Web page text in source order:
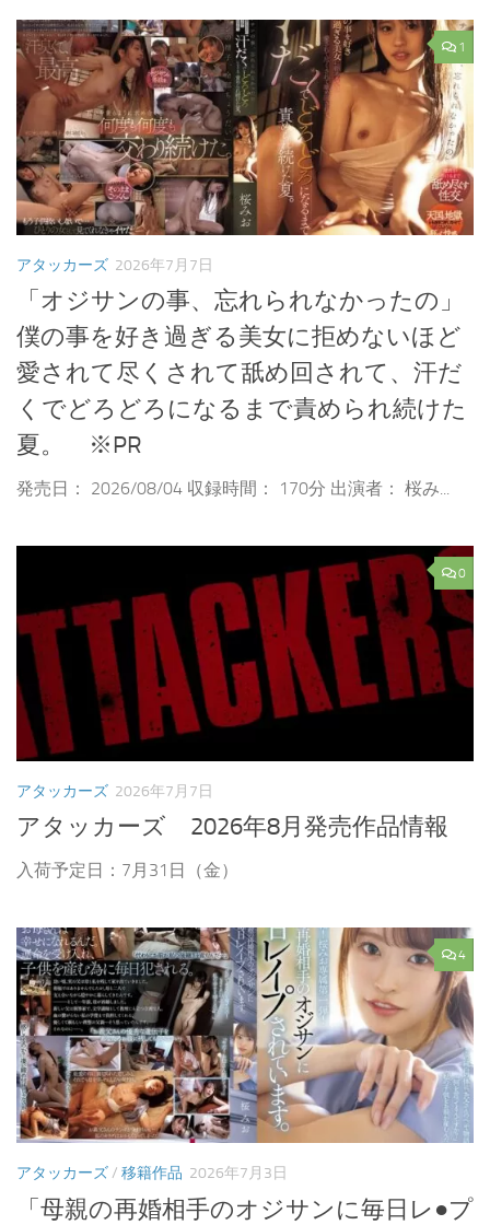
1
アタッカーズ 2026年7月7日
「オジサンの事、忘れられなかったの」
僕の事を好き過ぎる美女に拒めないほど
愛されて尽くされて舐め回されて、汗だ
くでどろどろになるまで責められ続けた
夏。 ※PR
発売日： 2026/08/04 収録時間： 170分 出演者： 桜み...
0
アタッカーズ 2026年7月7日
アタッカーズ 2026年8月発売作品情報
入荷予定日：7月31日（金）
4
アタッカーズ/ 移籍作品 2026年7月3日
「母親の再婚相手のオジサンに毎日レ●プ